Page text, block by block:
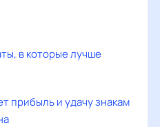
в которые лучше
прибыль и удачу знакам